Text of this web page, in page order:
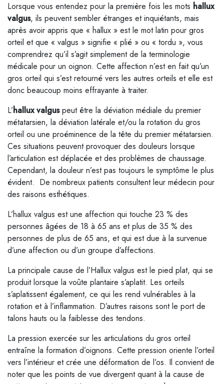
Lorsque vous entendez pour la première fois les mots hallux
valgus, ils peuvent sembler étranges et inquiétants, mais
après avoir appris que « hallux » est le mot latin pour gros
orteil et que « valgus » signifie « plié » ou « tordu », vous
comprendrez qu’il s’agit simplement de la terminologie
médicale pour un oignon. Cette affection n’est en fait qu’un
gros orteil qui s’est retourné vers les autres orteils et elle est
donc beaucoup moins effrayante à traiter.
L’hallux valguspeut être la déviation médiale du premier
métatarsien, la déviation latérale et/ou la rotation du gros
orteil ou une proéminence de la tête du premier métatarsien.
Ces situations peuvent provoquer des douleurs lorsque
l’articulation est déplacée et des problèmes de chaussage.
Cependant, la douleur n’est pas toujours le symptôme le plus
évident. De nombreux patients consultent leur médecin pour
des raisons esthétiques.
L’hallux valgus est une affection qui touche 23 % des
personnes âgées de 18 à 65 ans et plus de 35 % des
personnes de plus de 65 ans, et qui est due à la survenue
d’une affection ou d’un groupe d’affections.
La principale cause de l’Hallux valgus est le pied plat, qui se
produit lorsque la voûte plantaire s’aplatit. Les orteils
s’aplatissent également, ce qui les rend vulnérables à la
rotation et à l’inflammation. D’autres raisons sont le port de
talons hauts ou la faiblesse des tendons.
La pression exercée sur les articulations du gros orteil
entraîne la formation d’oignons. Cette pression oriente l’orteil
vers l’intérieur et crée une déformation de l’os. Il convient de
noter que les points de vue divergent quant à la cause de